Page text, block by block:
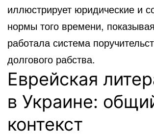
иллюстрирует юридические и
нормы того времени,
работала система
долгового рабства.
Еврейская
в Украине:
контекст